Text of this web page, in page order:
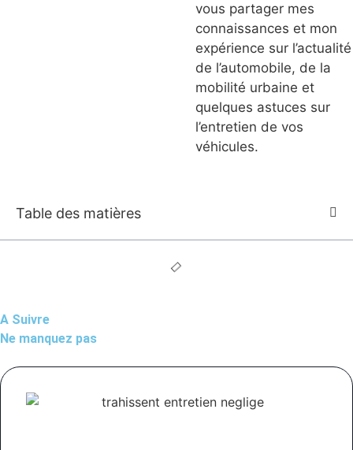
vous partager mes
connaissances et mon
expérience sur l’actualité
de l’automobile, de la
mobilité urbaine et
quelques astuces sur
l’entretien de vos
véhicules.
Table des matières
A Suivre
Ne manquez pas